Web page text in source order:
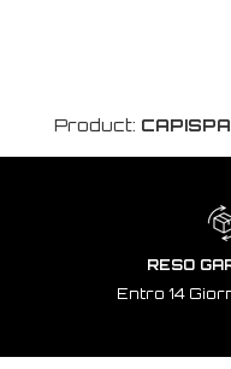
Product:
RESO
Entro 14